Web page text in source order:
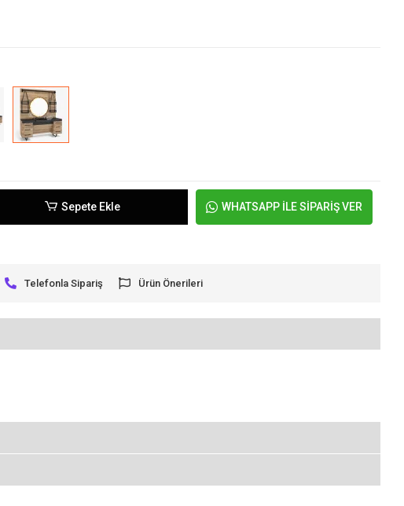
Sepete Ekle WHATSAPP İLE SİPARİŞ VER
Telefonla Sipariş Ürün Önerileri